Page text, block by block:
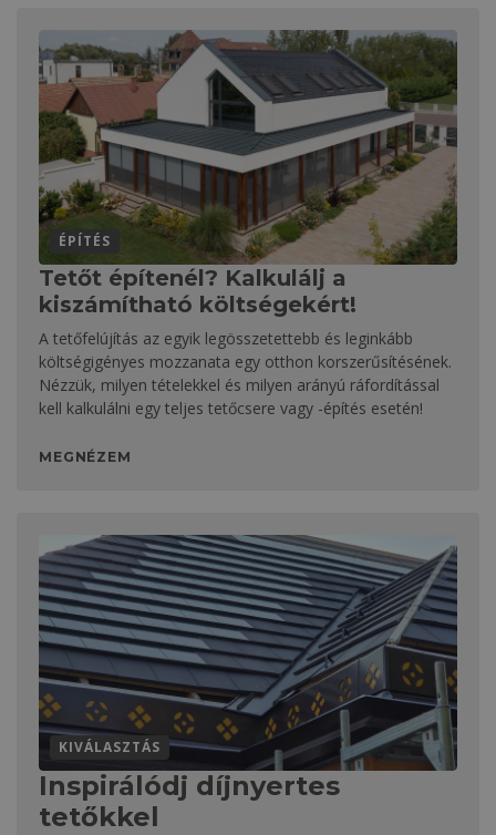
ÉPÍTÉS
Tetőt építenél? Kalkulálj a
kiszámítható költségekért!
A tetőfelújítás az egyik legösszetettebb és leginkább
költségigényes mozzanata egy otthon korszerűsítésének.
Nézzük, milyen tételekkel és milyen arányú ráfordítással
kell kalkulálni egy teljes tetőcsere vagy -építés esetén!
MEGNÉZEM
KIVÁLASZTÁS
Inspirálódj díjnyertes
tetőkkel